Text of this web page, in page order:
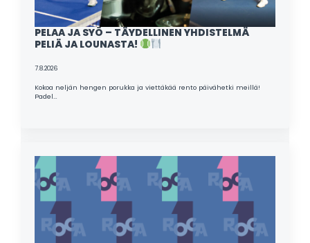
PELAA JA SYÖ – TÄYDELLINEN YHDISTELMÄ
PELIÄ JA LOUNASTA!
7.8.2026
Kokoa neljän hengen porukka ja viettäkää rento päivähetki meillä!
Padel…